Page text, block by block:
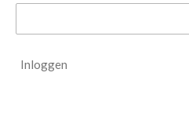
Inloggen